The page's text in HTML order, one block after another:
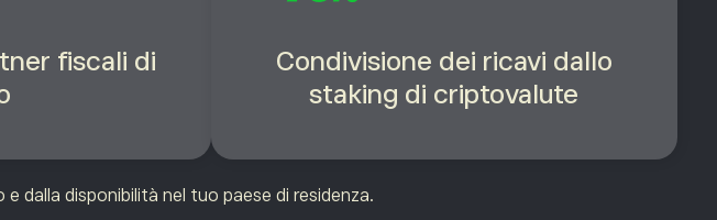
fiscali di
Condivisione dei ricavi dallo
staking di criptovalute
dalla disponibilità nel tuo paese di residenza.